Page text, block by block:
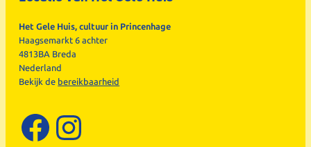
Het Gele Huis, cultuur in Princenhage
Haagsemarkt 6 achter
4813BA Breda
Nederland
Bekijk de bereikbaarheid
Facebook
Instagram